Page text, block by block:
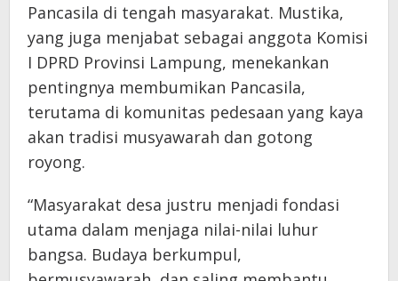
Pancasila di tengah masyarakat. Mustika,
yang juga menjabat sebagai anggota Komisi
I DPRD Provinsi Lampung, menekankan
pentingnya membumikan Pancasila,
terutama di komunitas pedesaan yang kaya
akan tradisi musyawarah dan gotong
royong.
“Masyarakat desa justru menjadi fondasi
utama dalam menjaga nilai-nilai luhur
bangsa. Budaya berkumpul,